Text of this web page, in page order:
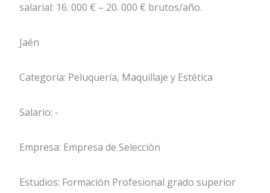
salarial: 16. 000 € – 20. 000 € brutos/año.
Jaén
Categoría: Peluquería, Maquillaje y Estética
Salario: -
Empresa: Empresa de Selección
Estudios: Formación Profesional grado superior